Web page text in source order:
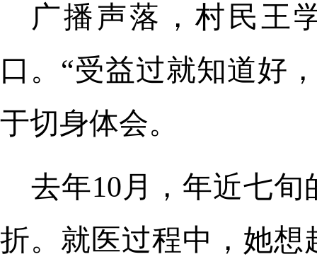
广播声落，村民王
口。“受益过就知道好
于切身体会。
去年10月，年近七
折。就医过程中，她想